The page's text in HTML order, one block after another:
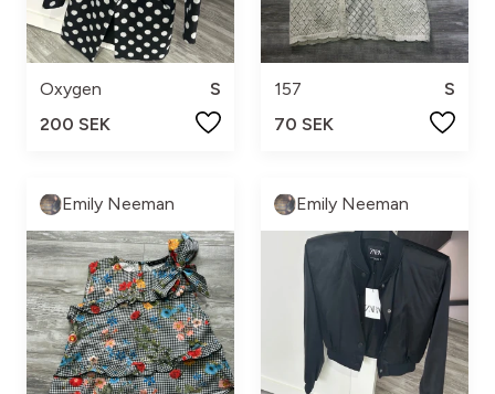
Oxygen
S
200 SEK
157
S
70 SEK
Emily Neeman Emily Neeman